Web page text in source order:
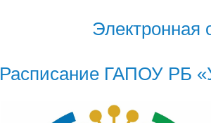
Электронная
Расписание ГАПОУ РБ